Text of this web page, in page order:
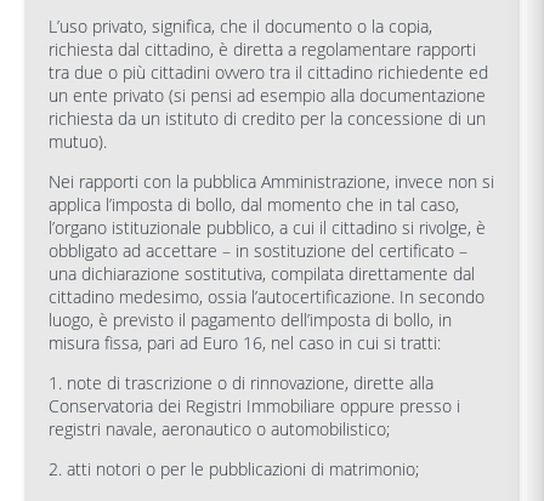
L’uso privato, significa, che il documento o la copia,
richiesta dal cittadino, è diretta a regolamentare rapporti
tra due o più cittadini ovvero tra il cittadino richiedente ed
un ente privato (si pensi ad esempio alla documentazione
richiesta da un istituto di credito per la concessione di un
mutuo).
Nei rapporti con la pubblica Amministrazione, invece non si
applica l’imposta di bollo, dal momento che in tal caso,
l’organo istituzionale pubblico, a cui il cittadino si rivolge, è
obbligato ad accettare – in sostituzione del certificato –
una dichiarazione sostitutiva, compilata direttamente dal
cittadino medesimo, ossia l’autocertificazione. In secondo
luogo, è previsto il pagamento dell’imposta di bollo, in
misura fissa, pari ad Euro 16, nel caso in cui si tratti:
1. note di trascrizione o di rinnovazione, dirette alla
Conservatoria dei Registri Immobiliare oppure presso i
registri navale, aeronautico o automobilistico;
2. atti notori o per le pubblicazioni di matrimonio;